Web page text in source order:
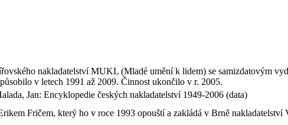
nakladatelství MUKL (Mladé umění k lidem) se samizdatovým
v letech 1991 až 2009. Činnost ukončilo v r. 2005.
Jan: Encyklopedie českých nakladatelství 1949-2006 (data)
Fričem, který ho v roce 1993 opouští a zakládá v Brně nakladatelství